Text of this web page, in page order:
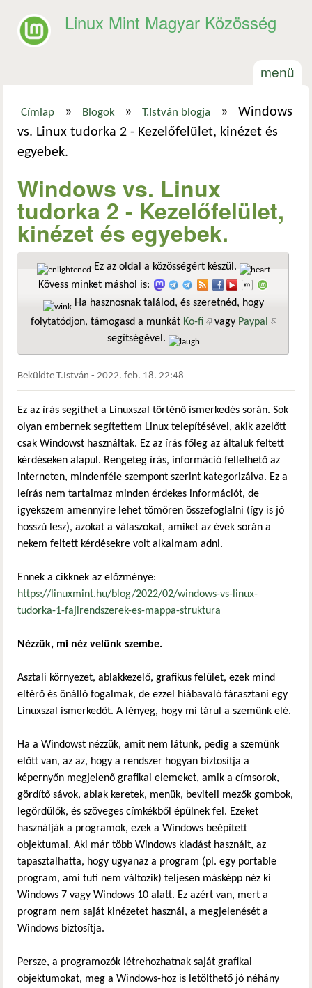
Linux Mint Magyar Közösség
menü
Jelenlegi hely
Címlap » Blogok » T.István blogja »
Windows
vs. Linux tudorka 2 - Kezelőfelület, kinézet és
egyebek.
Windows vs. Linux
tudorka 2 - Kezelőfelület,
kinézet és egyebek.
Ez az oldal a közösségért készül.
Kövess minket máshol is:
Ha hasznosnak találod, és szeretnéd, hogy
folytatódjon, támogasd a munkát Ko-fi(külső hivatkozás)
vagy Paypal
segítségével.
Beküldte T.István - 2022. feb. 18. 22:48
Ez az írás segíthet a Linuxszal történő ismerkedés során. Sok
olyan embernek segítettem Linux telepítésével, akik azelőtt
csak Windowst használtak. Ez az írás főleg az általuk feltett
kérdéseken alapul. Rengeteg írás, információ fellelhető az
interneten, mindenféle szempont szerint kategorizálva. Ez a
leírás nem tartalmaz minden érdekes információt, de
igyekszem amennyire lehet tömören összefoglalni (így is jó
hosszú lesz), azokat a válaszokat, amiket az évek során a
nekem feltett kérdésekre volt alkalmam adni.
Ennek a cikknek az előzménye:
https://linuxmint.hu/blog/2022/02/windows-vs-linux-
tudorka-1-fajlrendszerek-es-mappa-struktura
Nézzük, mi néz velünk szembe.
Asztali környezet, ablakkezelő, grafikus felület, ezek mind
eltérő és önálló fogalmak, de ezzel hiábavaló fárasztani egy
Linuxszal ismerkedőt. A lényeg, hogy mi tárul a szemünk elé.
Ha a Windowst nézzük, amit nem látunk, pedig a szemünk
előtt van, az az, hogy a rendszer hogyan biztosítja a
képernyőn megjelenő grafikai elemeket, amik a címsorok,
gördítő sávok, ablak keretek, menük, beviteli mezők gombok,
legördülők, és szöveges címkékből épülnek fel. Ezeket
használják a programok, ezek a Windows beépített
objektumai. Aki már több Windows kiadást használt, az
tapasztalhatta, hogy ugyanaz a program (pl. egy portable
program, ami tuti nem változik) teljesen másképp néz ki
Windows 7 vagy Windows 10 alatt. Ez azért van, mert a
program nem saját kinézetet használ, a megjelenését a
Windows biztosítja.
Persze, a programozók létrehozhatnak saját grafikai
objektumokat, meg a Windows-hoz is letölthető jó néhány